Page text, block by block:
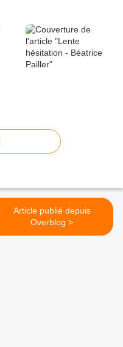
Article publié depuis
Overblog >